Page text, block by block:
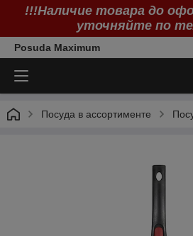
!!!Наличие товара до
уточняйте по
Posuda Maximum
Посуда в ассортименте